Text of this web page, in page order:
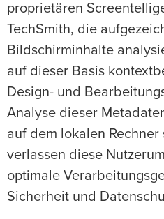
proprietären
TechSmith, die
Bildschirminhalte
auf dieser Basis
Design- und
Analyse dieser
auf dem lokalen
verlassen diese
optimale
Sicherheit und